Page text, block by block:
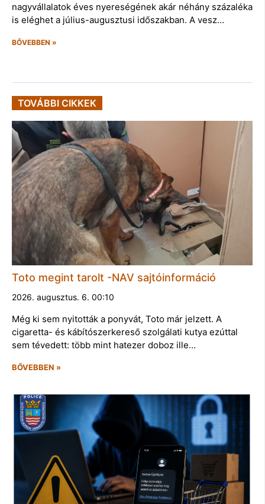
nagyvállalatok éves nyereségének akár néhány százaléka
is eléghet a július-augusztusi időszakban. A vesz…
BŐVEBBEN »
TOVÁBBI CIKKEK
Toto megint tarolt -NAV sajtóinformáció
2026. augusztus. 6. 00:10
Még ki sem nyitották a ponyvát, Toto már jelzett. A
cigaretta- és kábítószerkereső szolgálati kutya ezúttal
sem tévedett: több mint hatezer doboz ille…
BŐVEBBEN »